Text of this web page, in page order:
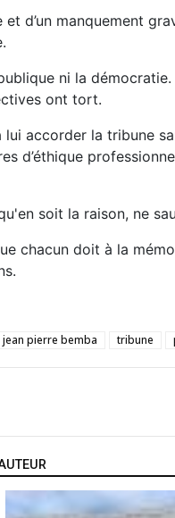
et d’un manquement
ni la
ont tort.
lui accorder la tribune
d’éthique
soit la raison, ne
chacun doit à la
jean pierre bemba tribune